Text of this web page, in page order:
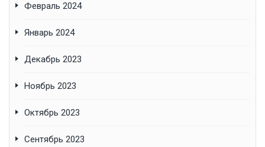
Февраль 2024
Январь 2024
Декабрь 2023
Ноябрь 2023
Октябрь 2023
Сентябрь 2023